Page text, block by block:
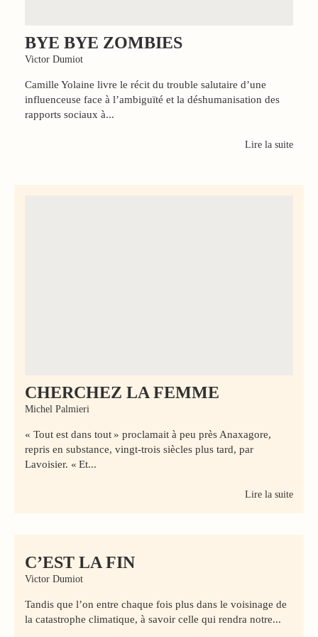
BYE BYE ZOMBIES
Victor Dumiot
Camille Yolaine livre le récit du trouble salutaire d’une
influenceuse face à l’ambiguïté et la déshumanisation des
rapports sociaux à...
Lire la suite
CHERCHEZ LA FEMME
Michel Palmieri
« Tout est dans tout » proclamait à peu près Anaxagore,
repris en substance, vingt-trois siècles plus tard, par
Lavoisier. « Et...
Lire la suite
C’EST LA FIN
Victor Dumiot
Tandis que l’on entre chaque fois plus dans le voisinage de
la catastrophe climatique, à savoir celle qui rendra notre...